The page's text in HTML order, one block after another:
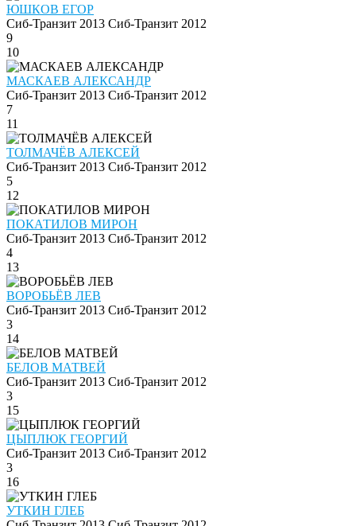
ЮШКОВ ЕГОР
Сиб-Транзит 2013 Сиб-Транзит 2012
9
10
МАСКАЕВ АЛЕКСАНДР
Сиб-Транзит 2013 Сиб-Транзит 2012
7
11
ТОЛМАЧЁВ АЛЕКСЕЙ
Сиб-Транзит 2013 Сиб-Транзит 2012
5
12
ПОКАТИЛОВ МИРОН
Сиб-Транзит 2013 Сиб-Транзит 2012
4
13
ВОРОБЬЁВ ЛЕВ
Сиб-Транзит 2013 Сиб-Транзит 2012
3
14
БЕЛОВ МАТВЕЙ
Сиб-Транзит 2013 Сиб-Транзит 2012
3
15
ЦЫПЛЮК ГЕОРГИЙ
Сиб-Транзит 2013 Сиб-Транзит 2012
3
16
УТКИН ГЛЕБ